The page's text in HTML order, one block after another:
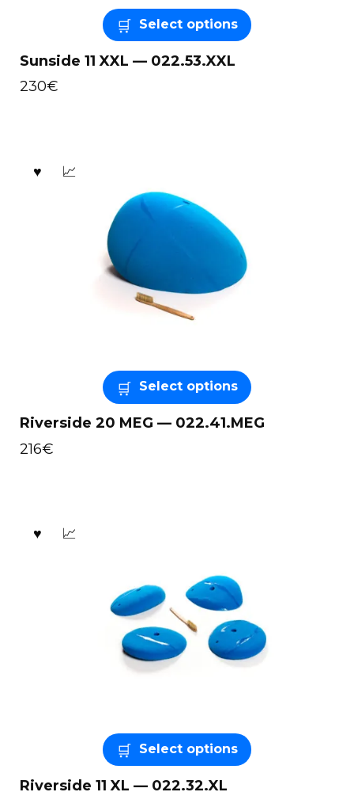
Select options
Sunside 11 XXL — 022.53.XXL
230€
Select options
Riverside 20 MEG — 022.41.MEG
216€
Select options
Riverside 11 XL — 022.32.XL